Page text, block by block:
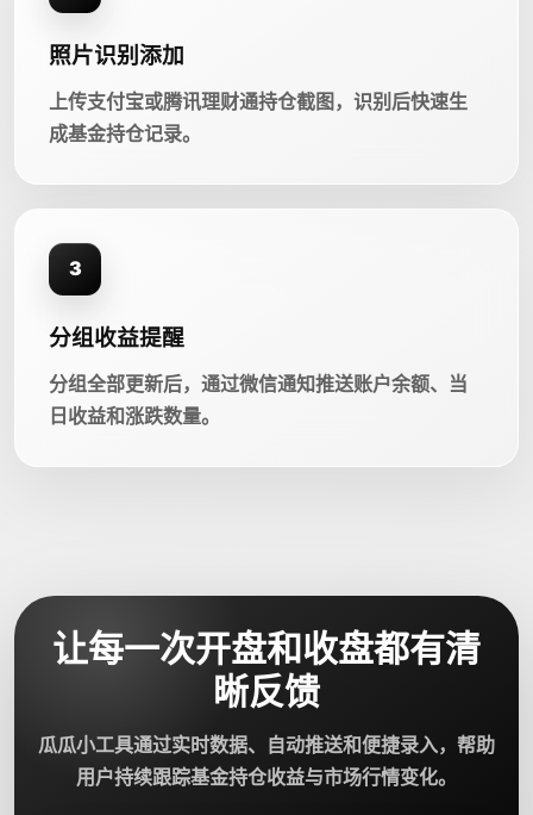
照片识别添加
上传支付宝或腾讯理财通持仓截图，识别后快速生
成基金持仓记录。
3
分组收益提醒
分组全部更新后，通过微信通知推送账户余额、当
日收益和涨跌数量。
让每一次开盘和收盘都有清
晰反馈
瓜瓜小工具通过实时数据、自动推送和便捷录入，帮助
用户持续跟踪基金持仓收益与市场行情变化。